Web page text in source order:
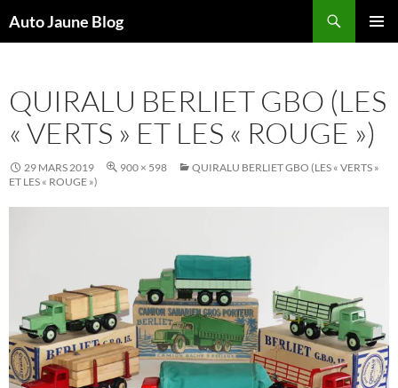
Auto Jaune Blog
QUIRALU BERLIET GBO (LES
« VERTS » ET LES « ROUGE »)
29 MARS 2019 900 × 598
QUIRALU BERLIET GBO (LES « VERTS »
ET LES « ROUGE »)